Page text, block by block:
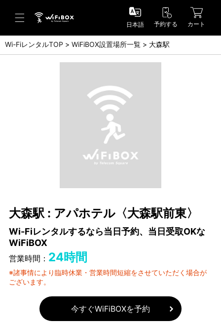
ヘルプ／お問い合わせ
Help Center(FAQ)(English)
日本語 予約する カート
Wi-FiレンタルTOP WiFiBOX設置場所一覧 大森駅
大森駅 : アパホテル〈大森駅前東〉
Wi-Fiレンタルするなら当日予約、当日受取OKな
WiFiBOX
営業時間： 24時間
※諸事情により臨時休業・営業時間短縮をさせていただく場合が
ございます。
今すぐWiFiBOXを予約